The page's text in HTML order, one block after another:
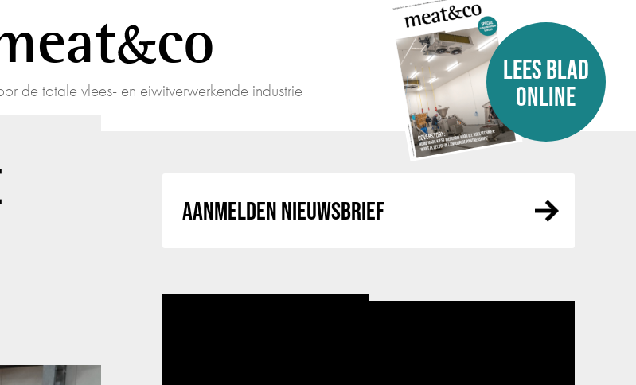
co
de totale vlees- en eiwitverwerkende industrie
LEES BLAD
ONLINE
AANMELDEN NIEUWSBRIEF